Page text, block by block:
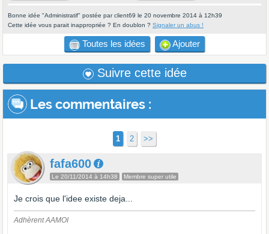
Bonne idée "Administratif" postée par client69 le 20 novembre 2014 à 12h39
Cette idée vous parait inappropriée ? En doublon ? Signaler un abus !
Toutes les idées Ajouter
Suivre cette idée
Les commentaires :
1 2 >>
fafa600
Le 20/11/2014 à 14h38 Membre super utile
Je crois que l'idee existe deja...
Adhèrent AAMOI